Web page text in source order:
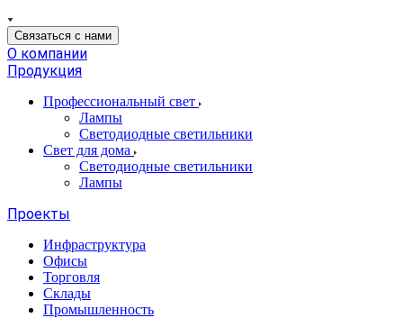
Связаться с нами
О компании
Продукция
Профессиональный свет
Лампы
Светодиодные светильники
Свет для дома
Светодиодные светильники
Лампы
Проекты
Инфраструктура
Офисы
Торговля
Склады
Промышленность